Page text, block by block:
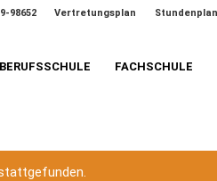
Vertretungsplan Stundenplan
98652
BERUFSSCHULE FACHSCHULE